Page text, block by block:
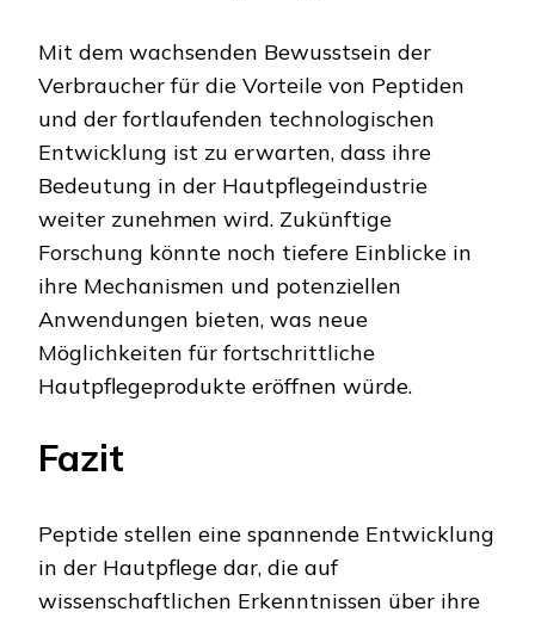
Mit dem wachsenden Bewusstsein der
Verbraucher für die Vorteile von Peptiden
und der fortlaufenden technologischen
Entwicklung ist zu erwarten, dass ihre
Bedeutung in der Hautpflegeindustrie
weiter zunehmen wird. Zukünftige
Forschung könnte noch tiefere Einblicke in
ihre Mechanismen und potenziellen
Anwendungen bieten, was neue
Möglichkeiten für fortschrittliche
Hautpflegeprodukte eröffnen würde.
Fazit
Peptide stellen eine spannende Entwicklung
in der Hautpflege dar, die auf
wissenschaftlichen Erkenntnissen über ihre